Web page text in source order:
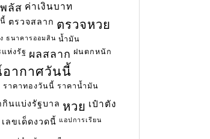
ลัส ค่าเงินบาท
ตรวจสลาก ตรวจหวย
ธนาคารออมสิน น้ำมัน
ห่งรัฐ ผลสลาก ฝนตกหนัก
ากาศวันนี้
ราคาทองวันนี้ ราคาน้ำมัน
กินแบ่งรัฐบาล หวย เป๋าตัง
เลขเด็ดงวดนี้ แอปการเรียน